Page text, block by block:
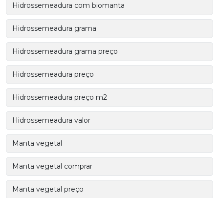
Hidrossemeadura com biomanta
Hidrossemeadura grama
Hidrossemeadura grama preço
Hidrossemeadura preço
Hidrossemeadura preço m2
Hidrossemeadura valor
Manta vegetal
Manta vegetal comprar
Manta vegetal preço